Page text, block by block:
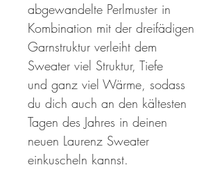
abgewandelte Perlmuster in
Kombination mit der dreifädigen
Garnstruktur verleiht dem
Sweater viel Struktur, Tiefe
und ganz viel Wärme, sodass
du dich auch an den kältesten
Tagen des Jahres in deinen
neuen Laurenz Sweater
einkuscheln kannst.